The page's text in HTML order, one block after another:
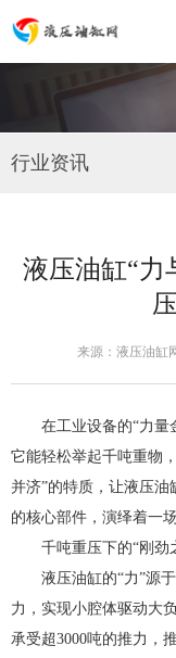
行业资讯
液压油缸“力
来源：液压油缸
在工业设备的“力
它能轻松举起千吨重物
并济”的特质，让液压
的核心部件，演绎着一
千吨重压下的“刚劲
液压油缸的“力”源
力，实现小腔体驱动大
承受超3000吨的推力，